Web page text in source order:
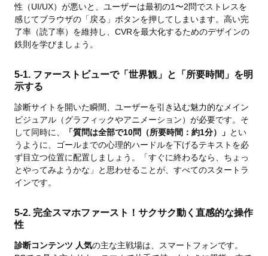
性（UI/UX）が悪いと、ユーザーは最初の1〜2問でストレスを
感じてブラウザの「戻る」ボタンを押してしまいます。高い完
了率（読了率）を維持し、CVRを最大化するためのデザインの
鉄則を学びましょう。
5-1. ファーストビューで「世界観」と「所要時間」を明
示する
診断サイトを開いた瞬間、ユーザーを引き込む魅力的なメイン
ビジュアル（グラフィックやアニメーション）が必要です。そ
して同時に、
「質問は全部で10問（所要時間：約1分）」 とい
うように、ゴールまでの心理的ハードルを下げるテキストを必
ず目立つ位置に配置しましょう。「すぐに終わるなら、ちょっ
とやってみようかな」と思わせることが、すべてのスタートラ
インです。
5-2. 完全スマホファースト！サクサク動く直感的な操作
性
診断コンテンツ 人気の主な主戦場は、スマートフォンです。